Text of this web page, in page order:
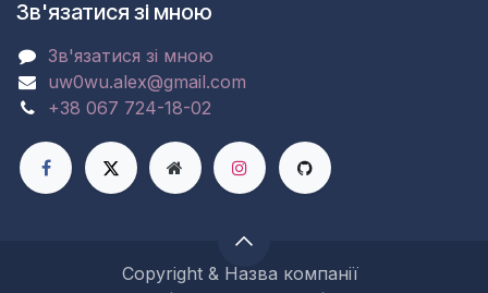
Зв'язатися зі мною
Зв'язатися зі мною
uw0wu.alex@gmail.com
+38 067 724-18-02
Copyright & Назва компанії